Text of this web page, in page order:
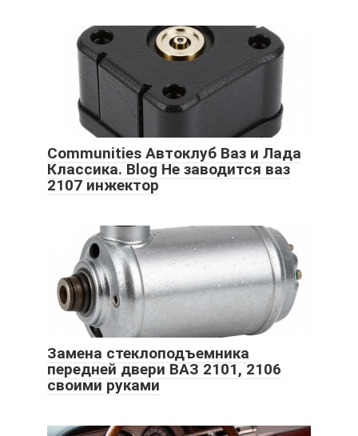
Communities Автоклуб Ваз и Лада
Классика. Blog Не заводится ваз
2107 инжектор
Замена стеклоподъемника
передней двери ВАЗ 2101, 2106
своими руками